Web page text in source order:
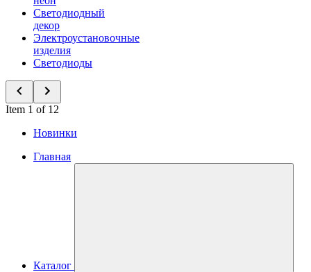
Светодиодный
декор
Электроустановочные
изделия
Светодиоды
Item 1 of 12
Новинки
Главная
Каталог